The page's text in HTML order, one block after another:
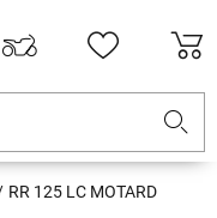
RR 125 LC MOTARD